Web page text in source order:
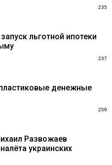
235
льготной ипотеки
237
денежные
259
Развожаев
украинских